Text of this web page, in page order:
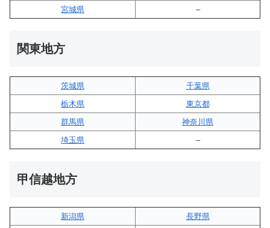
宮城県
–
関東地方
茨城県
千葉県
栃木県
東京都
群馬県
神奈川県
埼玉県
–
甲信越地方
新潟県
長野県